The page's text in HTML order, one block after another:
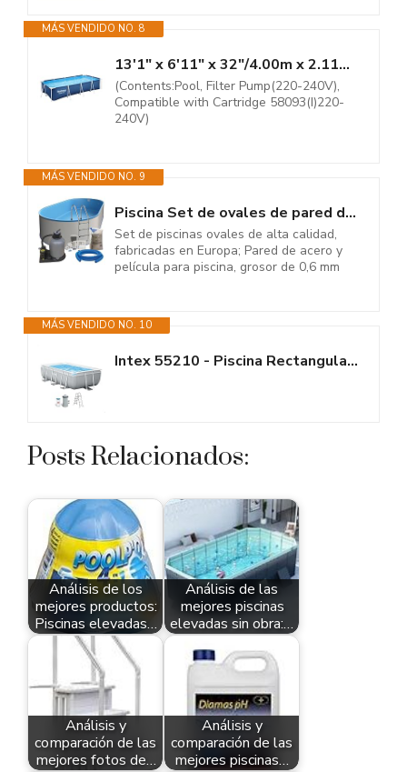
MÁS VENDIDO NO. 8
13'1" x 6'11" x 32"/4.00m x 2.11m x 81cm Pool Set
(Contents:Pool, Filter Pump(220-240V),
Compatible with Cartridge 58093(I)220-
240V)
MÁS VENDIDO NO. 9
Piscina Set de ovales de pared de acero inoxidable (5,25 m x 3,20 m x 1,20...
Set de piscinas ovales de alta calidad,
fabricadas en Europa; Pared de acero y
película para piscina, grosor de 0,6 mm
MÁS VENDIDO NO. 10
Intex 55210 - Piscina Rectangular Prism Frame 300x175x80 cm con depuradora
Posts Relacionados:
Análisis de los
mejores productos:
Piscinas elevadas…
Análisis de las
mejores piscinas
elevadas sin obra:…
Análisis y
comparación de las
mejores fotos de…
Análisis y
comparación de las
mejores piscinas…